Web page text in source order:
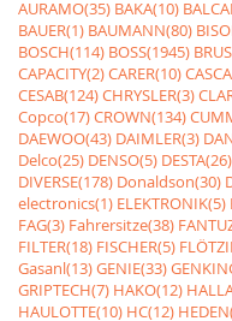
AURAMO(35) BAKA(10)
BAUER(1) BAUMANN(80)
BOSCH(114) BOSS(1945)
CAPACITY(2)CARER(10)
CESAB(124)CHRYSLER(3)
Copco(17)CROWN(134)
DAEWOO(43) DAIMLER(3)
Delco(25) DENSO(5) DESTA(26)
DIVERSE(178) Donaldson(30)
electronics(1) ELEKTRONIK(5)
FAG(3) Fahrersitze(38)
FILTER(18) FISCHER(5)
Gasanl(13)GENIE(33)
GRIPTECH(7) HAKO(12)
HAULOTTE(10) HC(12)